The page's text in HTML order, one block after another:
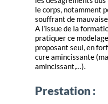
le corps, notamment
souffrant de
A l’issue de la
pratiquer ce
proposant seul, en
cure amincissante
amincissant,…).
Prestation :